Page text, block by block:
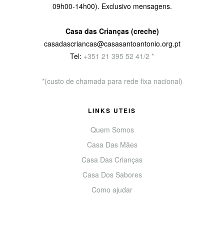
09h00-14h00). Exclusivo mensagens.
Casa das Crianças (creche)
casadascriancas@casasantoantonio.org.pt
Tel: +351 21 395 52 41/2 *
*(custo de chamada para rede fixa nacional)
LINKS UTEIS
Quem Somos
Casa Das Mães
Casa Das Crianças
Casa Dos Sabores
Como ajudar